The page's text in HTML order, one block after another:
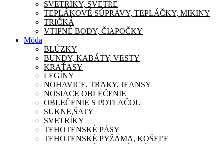
SVETRÍKY, SVETRE
TEPLÁKOVÉ SÚPRAVY, TEPLÁČKY, MIKINY
TRIČKÁ
VTIPNÉ BODY, ČIAPOČKY
Móda
BLÚZKY
BUNDY, KABÁTY, VESTY
KRAŤASY
LEGÍNY
NOHAVICE, TRAKY, JEANSY
NOSIACE OBLEČENIE
OBLEČENIE S POTLAČOU
SUKNE,ŠATY
SVETRÍKY
TEHOTENSKÉ PÁSY
TEHOTENSKÉ PYŽAMA, KOŠEĽE